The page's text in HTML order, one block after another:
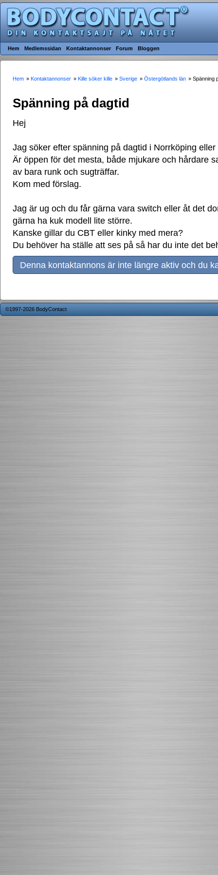
Hem Medlemssidan Kontaktannonser Forum Bloggen
Hem » Kontaktannonser » Kille söker kille » Sverige » Östergötlands län » Spänning
Spänning på dagtid
Hej
Jag söker efter spänning på dagtid i Norrköping
Är öppen för det mesta, både mjukare och hårdare
av bara runk och sugträffar.
Kom med förslag.
Jag är ug och du får gärna vara switch eller åt det
gärna ha kuk modell lite större.
Kanske gillar du CBT eller kinky med mera?
Du behöver ha ställe att ses på så har du inte det
Denna kontaktannons är inte längre aktiv och du
©1997-2026 BodyContact